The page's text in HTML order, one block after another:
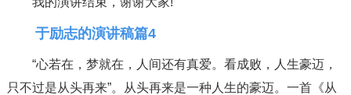
于励志的演讲稿篇4
“心若在，梦就在，人间还有真爱。看成败，人生豪迈，
只不过是从头再来”。从头再来是一种人生的豪迈。一首《从